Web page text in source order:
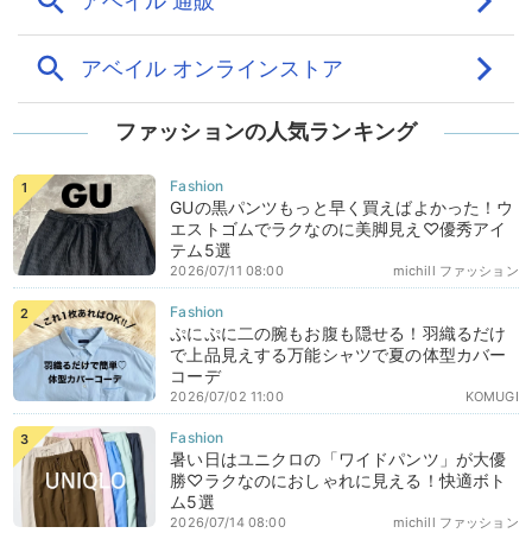
ファッションの人気ランキング
GUの黒パンツもっと早く買えばよかった！ウ
エストゴムでラクなのに美脚見え♡優秀アイ
テム5選
michill ファッション
2026/07/11 08:00
ぷにぷに二の腕もお腹も隠せる！羽織るだけ
で上品見えする万能シャツで夏の体型カバー
コーデ
KOMUGI
2026/07/02 11:00
暑い日はユニクロの「ワイドパンツ」が大優
勝♡ラクなのにおしゃれに見える！快適ボト
ム5選
michill ファッション
2026/07/14 08:00